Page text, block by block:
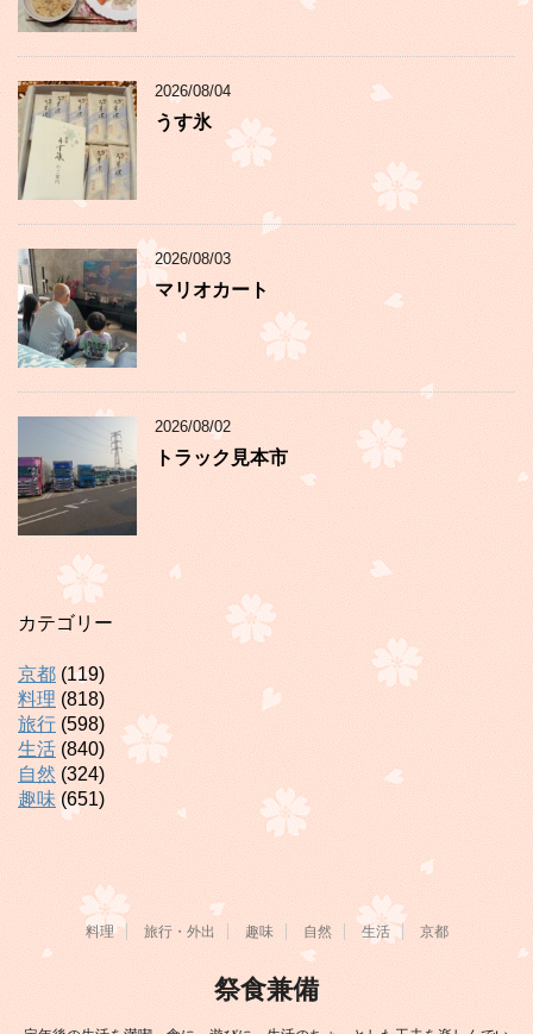
2026/08/04
うす氷
2026/08/03
マリオカート
2026/08/02
トラック見本市
カテゴリー
京都 (119)
料理 (818)
旅行 (598)
生活 (840)
自然 (324)
趣味 (651)
料理 旅行・外出 趣味 自然 生活 京都
祭食兼備